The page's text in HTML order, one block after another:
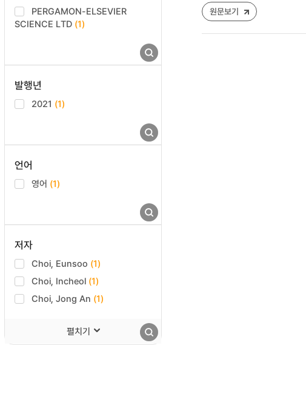
PERGAMON-ELSEVIER
SCIENCE LTD (1)
발행년
2021 (1)
언어
영어 (1)
저자
Choi, Eunsoo (1)
Choi, Incheol (1)
Choi, Jong An (1)
펼치기
원문보기